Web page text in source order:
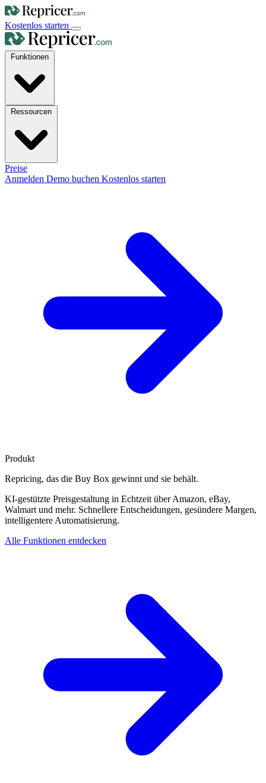
Kostenlos starten
Preise
Anmelden Demo buchen Kostenlos starten
Produkt
Repricing, das die Buy Box gewinnt und sie behält.
KI-gestützte Preisgestaltung in Echtzeit über Amazon, eBay,
Walmart und mehr. Schnellere Entscheidungen, gesündere Margen,
intelligentere Automatisierung.
Alle Funktionen entdecken